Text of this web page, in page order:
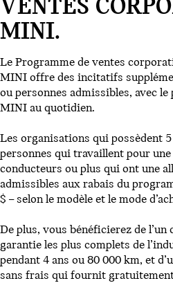
VENTES
MINI.
Le Programme de ventes
MINI offre des incitatifs
ou personnes admissibles, avec
MINI au quotidien.
Les organisations qui possèdent
personnes qui travaillent pour
conducteurs ou plus qui ont une
admissibles aux rabais du
$ – selon le modèle et le mode
De plus, vous bénéficierez de l’un
garantie les plus complets de
pendant 4 ans ou 80 000 km, et
sans frais qui fournit